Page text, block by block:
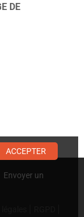
DE
Envoyer un
ACCEPTER